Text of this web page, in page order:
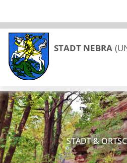
STADT NEBRA
STADT &